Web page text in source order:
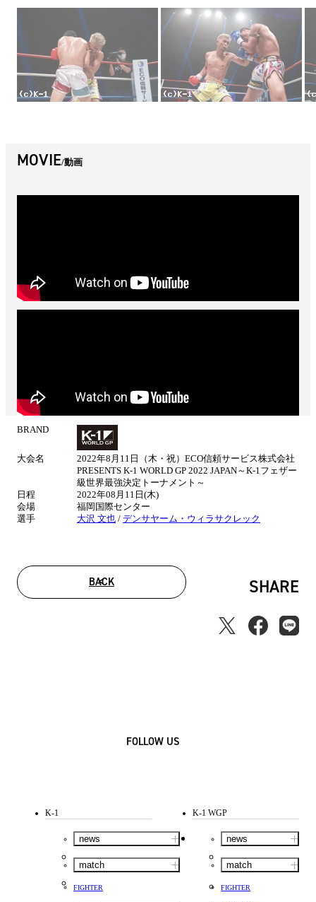
MOVIE 動画
BRAND
大会名
2022年8月11日（木・祝）ECO信頼サービス株式会社
PRESENTS K-1 WORLD GP 2022 JAPAN～K-1フェザー
級世界最強決定トーナメント～
日程
2022年08月11日(木)
会場
福岡国際センター
選手
大沢 文也 / デンサヤーム・ウィラサクレック
BACK SHARE
FOLLOW US
K-1
news
match
FIGHTER
K-1 WGP
news
match
FIGHTER